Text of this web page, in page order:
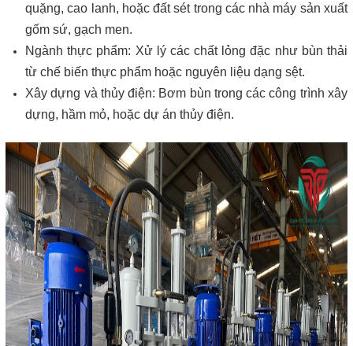
quặng, cao lanh, hoặc đất sét trong các nhà máy sản xuất
gốm sứ, gạch men.
Ngành thực phẩm: Xử lý các chất lỏng đặc như bùn thải
từ chế biến thực phẩm hoặc nguyên liệu dạng sệt.
Xây dựng và thủy điện: Bơm bùn trong các công trình xây
dựng, hầm mỏ, hoặc dự án thủy điện.